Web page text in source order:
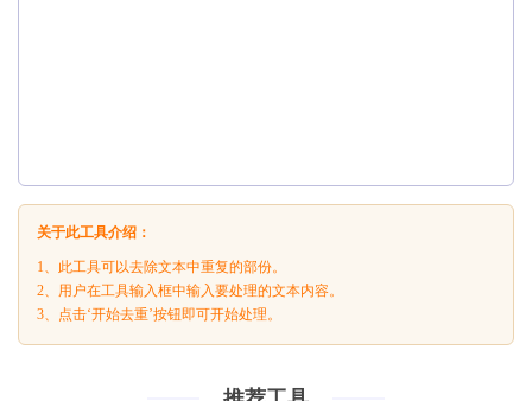
关于此工具介绍：
1、此工具可以去除文本中重复的部份。
2、用户在工具输入框中输入要处理的文本内容。
3、点击‘开始去重’按钮即可开始处理。